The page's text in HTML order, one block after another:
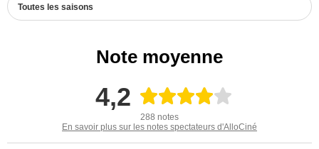
Toutes les saisons
Note moyenne
4,2
288 notes
En savoir plus sur les notes spectateurs d'AlloCiné